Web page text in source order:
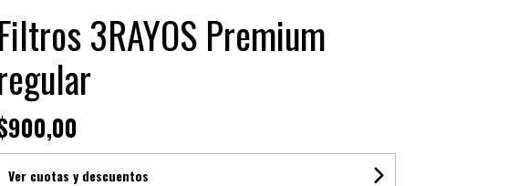
Filtros 3RAYOS Premium
Ver cuotas y descuentos